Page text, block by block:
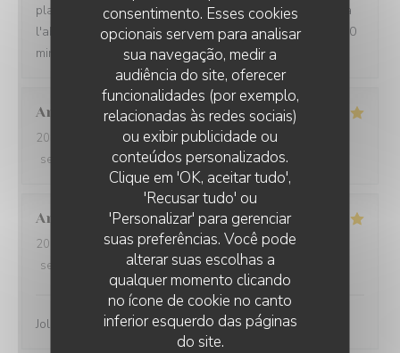
consentimento. Esses cookies
opcionais servem para analisar
sua navegação, medir a
audiência do site, oferecer
funcionalidades (por exemplo,
relacionadas às redes sociais)
ou exibir publicidade ou
conteúdos personalizados.
Clique em 'OK, aceitar tudo',
'Recusar tudo' ou
'Personalizar' para gerenciar
suas preferências. Você pode
alterar suas escolhas a
qualquer momento clicando
no ícone de cookie no canto
inferior esquerdo das páginas
do site.
plaisir ! Juste sur le dessert très très sucré, le clafoutis à
l'abricot, pas forcément "bien revisité" et qui demande 30
minutes : c'est une gabegie sucrière !
Anthony G
2026-08-02
- 13:00 - guests 2
service
ambience: 5/5 menu:5/5 quality_price
Anne Laure K
2026-07-31
- 19:45 - guests 3
service
ambience: 5/5 menu:5/5 quality_price
Joli cadre, très bon et serveurs sympathiques
LA GRANDE MAISON